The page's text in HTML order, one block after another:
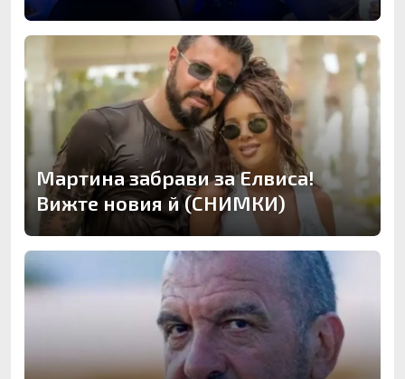
Мартина забрави за Елвиса!
Вижте новия й (СНИМКИ)